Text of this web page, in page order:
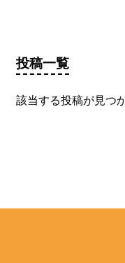
投稿一覧
該当する投稿が見つ